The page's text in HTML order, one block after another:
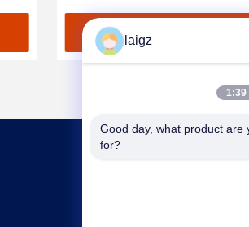
Dapatkan Harga
laigz
1:39
Good day, what product are
for?